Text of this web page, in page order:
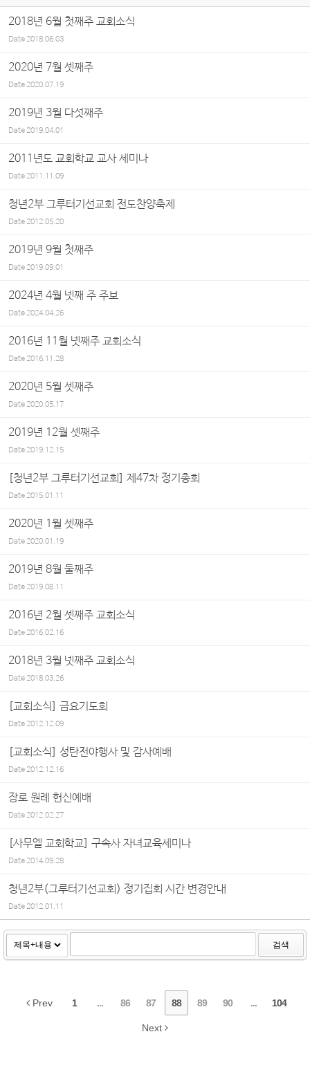
2018년 6월 첫째주 교회소식
Date2018.06.03
2020년 7월 셋째주
Date2020.07.19
2019년 3월 다섯째주
Date2019.04.01
2011년도 교회학교 교사 세미나
Date2011.11.09
청년2부 그루터기선교회 전도찬양축제
Date2012.05.20
2019년 9월 첫째주
Date2019.09.01
2024년 4월 넷째 주 주보
Date2024.04.26
2016년 11월 넷째주 교회소식
Date2016.11.28
2020년 5월 셋째주
Date2020.05.17
2019년 12월 셋째주
Date2019.12.15
[청년2부 그루터기선교회] 제47차 정기총회
Date2015.01.11
2020년 1월 셋째주
Date2020.01.19
2019년 8월 둘째주
Date2019.08.11
2016년 2월 셋째주 교회소식
Date2016.02.16
2018년 3월 넷째주 교회소식
Date2018.03.26
[교회소식] 금요기도회
Date2012.12.09
[교회소식] 성탄전야행사 및 감사예배
Date2012.12.16
장로 원례 헌신예배
Date2012.02.27
[사무엘 교회학교] 구속사 자녀교육세미나
Date2014.09.28
청년2부(그루터기선교회) 정기집회 시간 변경안내
Date2012.01.11
검색
Prev 1 ... 86 87 88 89 90 ... 104
Next